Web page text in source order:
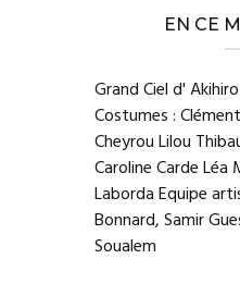
EN CE
Grand Ciel d'
Costumes :
Cheyrou Lilou
Caroline Carde Léa
Laborda Equipe
Bonnard, Samir
Soualem